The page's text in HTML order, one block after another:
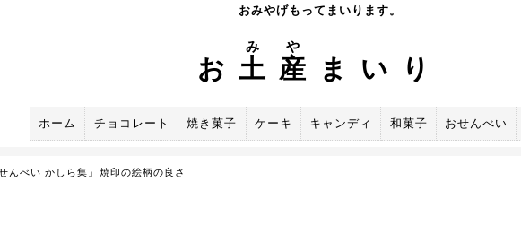
おみやげもってまいります。
お 土
み
産
や
まいり
ホーム チョコレート 焼き菓子 ケーキ キャンディ 和菓子 おせんべい
んべい かしら集」焼印の絵柄の良さ